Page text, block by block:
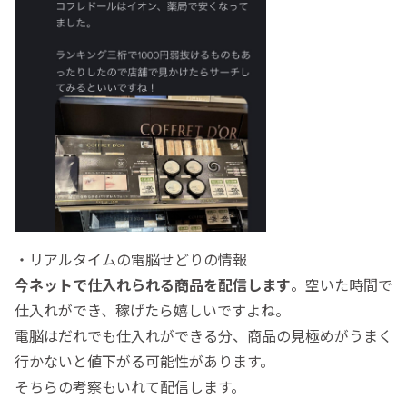
・リアルタイムの電脳せどりの情報
今ネットで仕入れられる商品を配信します。空いた時間で
仕入れができ、稼げたら嬉しいですよね。
電脳はだれでも仕入れができる分、商品の見極めがうまく
行かないと値下がる可能性があります。
そちらの考察もいれて配信します。